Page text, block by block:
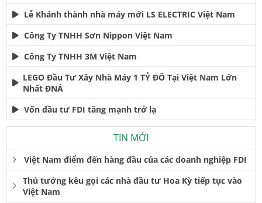
Lễ Khánh thành nhà máy mới LS ELECTRIC Việt Nam
Công Ty TNHH Sơn Nippon Việt Nam
Công Ty TNHH 3M Việt Nam
LEGO Đầu Tư Xây Nhà Máy 1 TỶ ĐÔ Tại Việt Nam Lớn
Nhất ĐNÁ
Vốn đầu tư FDI tăng mạnh trở lạ
TIN MỚI
Việt Nam điểm đến hàng đầu của các doanh nghiệp FDI
Thủ tướng kêu gọi các nhà đầu tư Hoa Kỳ tiếp tục vào
Việt Nam